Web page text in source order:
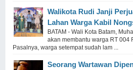
Walikota Rudi Janji
Lahan Warga Kabil
BATAM - Wali Kota Batam,
akan membantu warga RT 004
Pasalnya, warga setempat sudah lam ...
Seorang Wartawan